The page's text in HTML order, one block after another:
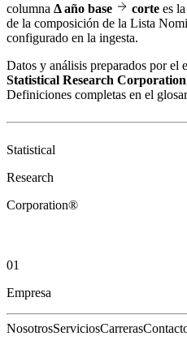
columna Δ año base corte es
de la composición de la Lista
configurado en la ingesta.
Datos y análisis preparados por el
Statistical Research Corporation
Definiciones completas en el
Statistical
Research
Corporation®
01
Empresa
NosotrosServiciosCarreras